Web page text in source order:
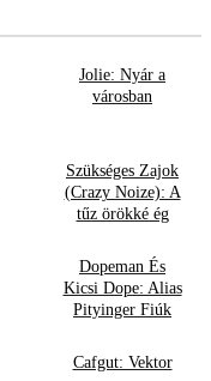
Jolie: Nyár a
városban
Szükséges Zajok
(Crazy Noize): A
tűz örökké ég
Dopeman És
Kicsi Dope: Alias
Pityinger Fiúk
Cafgut: Vektor